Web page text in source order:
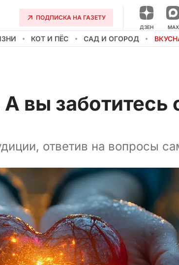
ПОДПИСКА НА ГАЗЕТУ
ДЗЕН НАШ
MAX
КОТ И ПЁС САД И ОГОРОД
вы заботитесь
ответив на вопросы